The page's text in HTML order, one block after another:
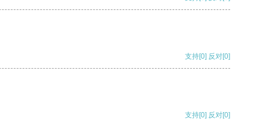
支持[0] 反对[0]
支持[0] 反对[0]